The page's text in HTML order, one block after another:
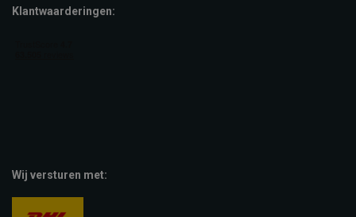
Klantwaarderingen:
Wij versturen met: